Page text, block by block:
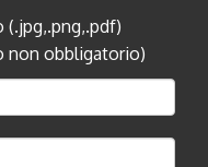
(.jpg,.png,.pdf)
non obbligatorio)